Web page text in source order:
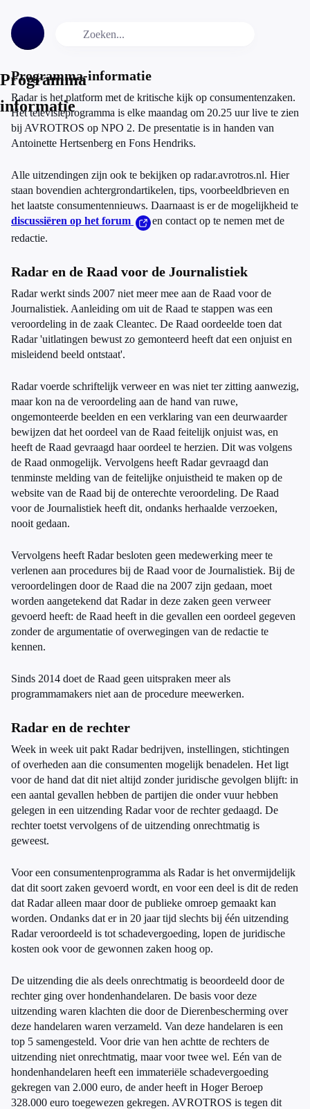
Programma
informatie
Programma-informatie
Radar is het platform met de kritische kijk op consumentenzaken.
Het televisieprogramma is elke maandag om 20.25 uur live te zien
bij AVROTROS op NPO 2. De presentatie is in handen van
Antoinette Hertsenberg en Fons Hendriks.
Alle uitzendingen zijn ook te bekijken op radar.avrotros.nl. Hier
staan bovendien achtergrondartikelen, tips, voorbeeldbrieven en
het laatste consumentennieuws. Daarnaast is er de mogelijkheid te
discussiëren op het forum
en contact op te nemen met de
redactie.
Radar en de Raad voor de Journalistiek
Radar werkt sinds 2007 niet meer mee aan de Raad voor de
Journalistiek. Aanleiding om uit de Raad te stappen was een
veroordeling in de zaak Cleantec. De Raad oordeelde toen dat
Radar 'uitlatingen bewust zo gemonteerd heeft dat een onjuist en
misleidend beeld ontstaat'.
Radar voerde schriftelijk verweer en was niet ter zitting aanwezig,
maar kon na de veroordeling aan de hand van ruwe,
ongemonteerde beelden en een verklaring van een deurwaarder
bewijzen dat het oordeel van de Raad feitelijk onjuist was, en
heeft de Raad gevraagd haar oordeel te herzien. Dit was volgens
de Raad onmogelijk. Vervolgens heeft Radar gevraagd dan
tenminste melding van de feitelijke onjuistheid te maken op de
website van de Raad bij de onterechte veroordeling. De Raad
voor de Journalistiek heeft dit, ondanks herhaalde verzoeken,
nooit gedaan.
Vervolgens heeft Radar besloten geen medewerking meer te
verlenen aan procedures bij de Raad voor de Journalistiek. Bij de
veroordelingen door de Raad die na 2007 zijn gedaan, moet
worden aangetekend dat Radar in deze zaken geen verweer
gevoerd heeft: de Raad heeft in die gevallen een oordeel gegeven
zonder de argumentatie of overwegingen van de redactie te
kennen.
Sinds 2014 doet de Raad geen uitspraken meer als
programmamakers niet aan de procedure meewerken.
Radar en de rechter
Week in week uit pakt Radar bedrijven, instellingen, stichtingen
of overheden aan die consumenten mogelijk benadelen. Het ligt
voor de hand dat dit niet altijd zonder juridische gevolgen blijft: in
een aantal gevallen hebben de partijen die onder vuur hebben
gelegen in een uitzending Radar voor de rechter gedaagd. De
rechter toetst vervolgens of de uitzending onrechtmatig is
geweest.
Voor een consumentenprogramma als Radar is het onvermijdelijk
dat dit soort zaken gevoerd wordt, en voor een deel is dit de reden
dat Radar alleen maar door de publieke omroep gemaakt kan
worden. Ondanks dat er in 20 jaar tijd slechts bij één uitzending
Radar veroordeeld is tot schadevergoeding, lopen de juridische
kosten ook voor de gewonnen zaken hoog op.
De uitzending die als deels onrechtmatig is beoordeeld door de
rechter ging over hondenhandelaren. De basis voor deze
uitzending waren klachten die door de Dierenbescherming over
deze handelaren waren verzameld. Van deze handelaren is een
top 5 samengesteld. Voor drie van hen achtte de rechters de
uitzending niet onrechtmatig, maar voor twee wel. Eén van de
hondenhandelaren heeft een immateriële schadevergoeding
gekregen van 2.000 euro, de ander heeft in Hoger Beroep
328.000 euro toegewezen gekregen. AVROTROS is tegen dit